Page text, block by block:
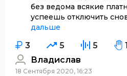
без ведома всякие
успеешь отключить
дальше
3 5 5
1
Владислав
18 Сентября 2020, 16:23